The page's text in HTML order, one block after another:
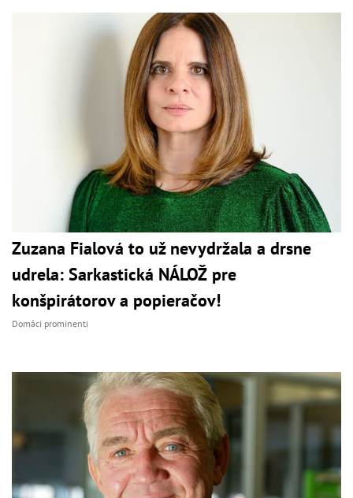
Zuzana Fialová to už nevydržala a drsne
udrela: Sarkastická NÁLOŽ pre
konšpirátorov a popieračov!
Domáci prominenti